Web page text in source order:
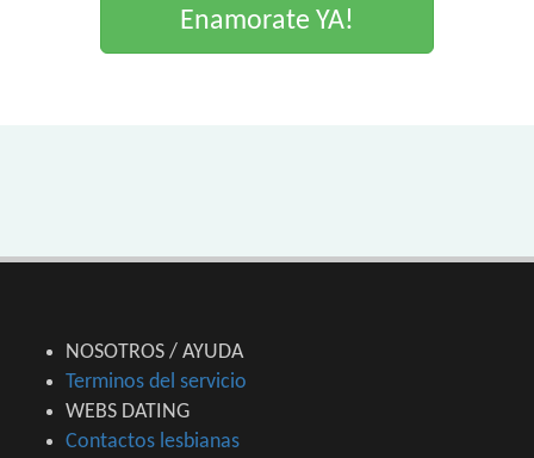
Enamorate YA!
NOSOTROS / AYUDA
Terminos del servicio
WEBS DATING
Contactos lesbianas